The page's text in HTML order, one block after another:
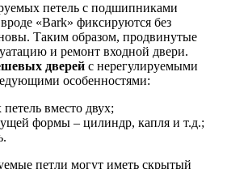
петель с подшипниками
«Bark» фиксируются без
Таким образом, продвинутые
и ремонт входной двери.
дверей с нерегулируемыми
особенностями:
вместо двух;
формы – цилиндр, капля и т.д.;
петли могут иметь скрытый